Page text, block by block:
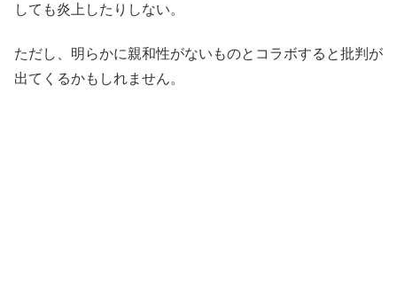
しても炎上したりしない。
ただし、明らかに親和性がないものとコラボすると批判が
出てくるかもしれません。